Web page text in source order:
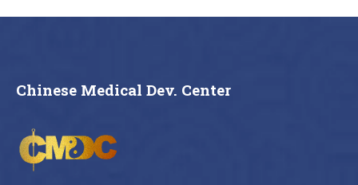
Chinese Medical Dev. Center